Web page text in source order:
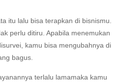
itu lalu bisa terapkan di bisnismu.
perlu ditiru. Apabila menemukan
kamu bisa mengubahnya di
bagus.
terlalu lamamaka kamu